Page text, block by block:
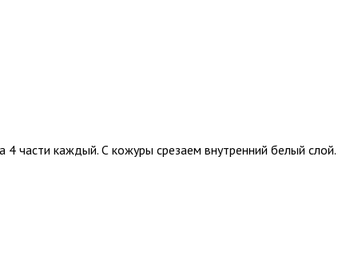
части каждый. С кожуры срезаем внутренний белый слой.